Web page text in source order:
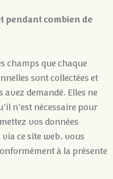
pendant combien de
champs que chaque
sont collectées et
avez demandé. Elles ne
n'est nécessaire pour
vos données
ce site web, vous
à la présente